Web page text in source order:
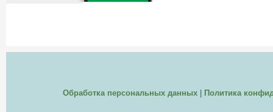
Обработка персональных данных| Политика